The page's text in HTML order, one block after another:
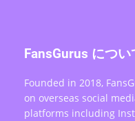
FansGurus につい
Founded in 2018,
on overseas social
platforms including